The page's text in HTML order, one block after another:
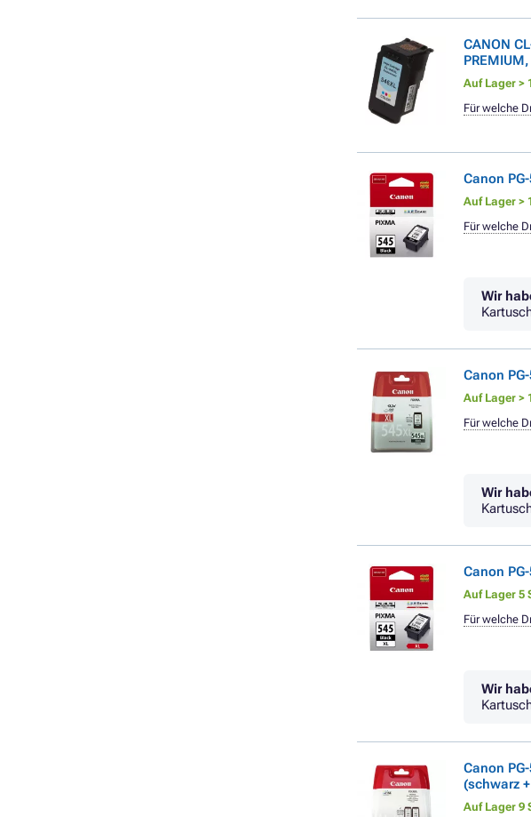
CANON
Auf Lager >
Für welche
Canon
Auf Lager >
Für welche
Wir
Canon
Auf Lager >
Für welche
Wir
Canon
Auf Lager 5
Für welche
Wir
Canon
(schwarz
Auf Lager 9